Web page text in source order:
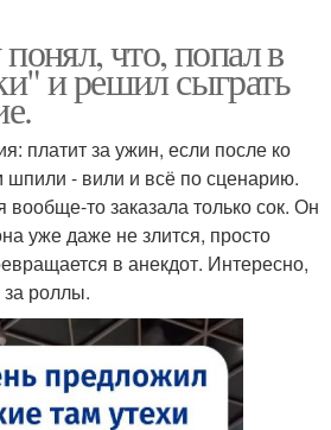
что, попал в
и решил сыграть
платит за ужин, если после ко
шпили - вили и всё по сценарию.
то заказала только сок. Он
уже даже не злится, просто
в анекдот. Интересно,
за роллы.